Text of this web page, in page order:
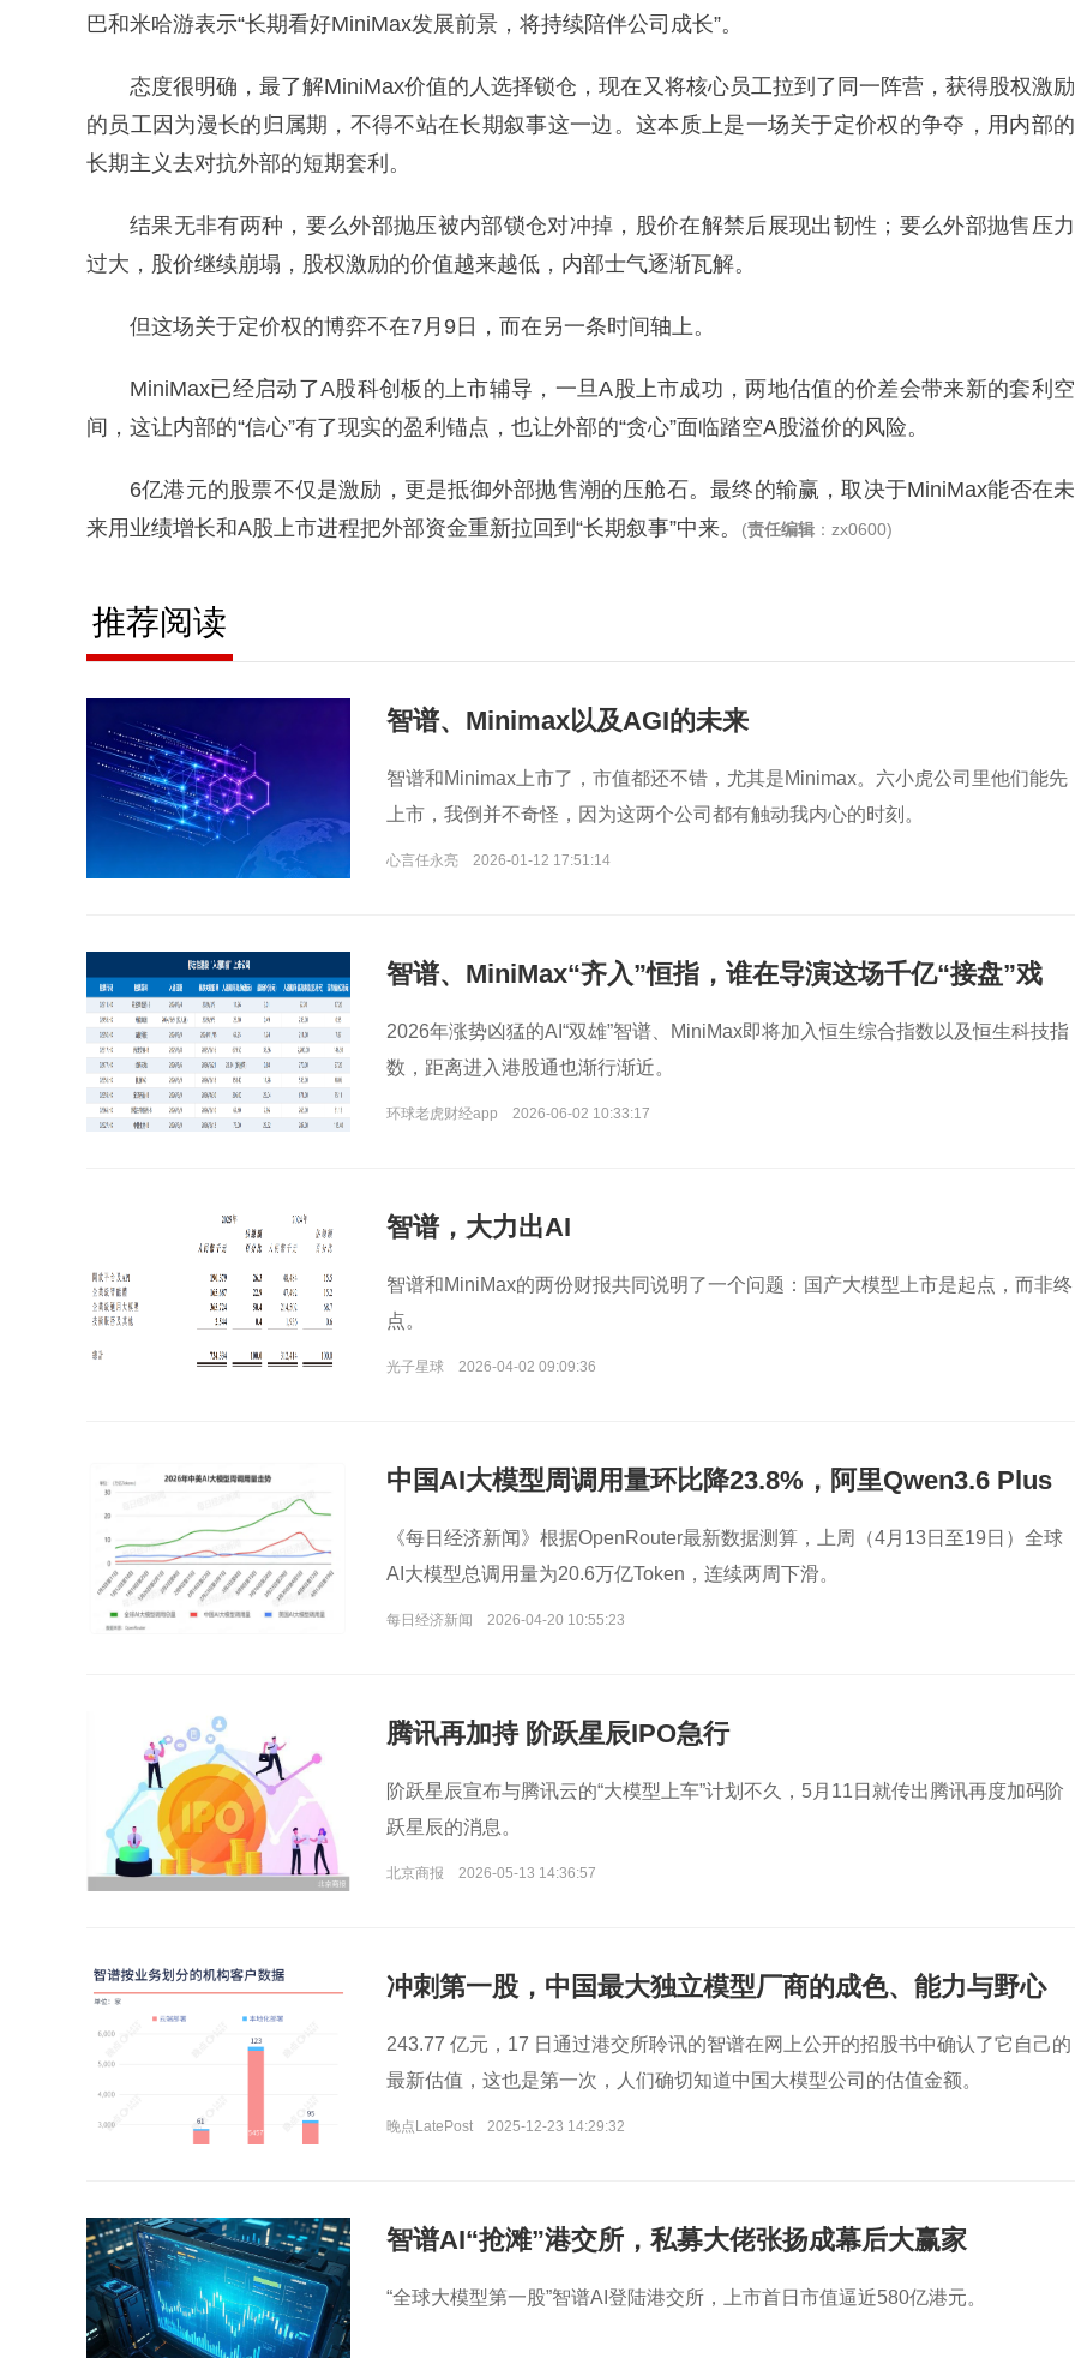
巴和米哈游表示“长期看好MiniMax发展前景，将持续陪伴公司成长”。
态度很明确，最了解MiniMax价值的人选择锁仓，现在又将核心员工拉到了同一阵营，获得股权激励
的员工因为漫长的归属期，不得不站在长期叙事这一边。这本质上是一场关于定价权的争夺，用内部的
长期主义去对抗外部的短期套利。
结果无非有两种，要么外部抛压被内部锁仓对冲掉，股价在解禁后展现出韧性；要么外部抛售压力
过大，股价继续崩塌，股权激励的价值越来越低，内部士气逐渐瓦解。
但这场关于定价权的博弈不在7月9日，而在另一条时间轴上。
MiniMax已经启动了A股科创板的上市辅导，一旦A股上市成功，两地估值的价差会带来新的套利空
间，这让内部的“信心”有了现实的盈利锚点，也让外部的“贪心”面临踏空A股溢价的风险。
6亿港元的股票不仅是激励，更是抵御外部抛售潮的压舱石。最终的输赢，取决于MiniMax能否在未
来用业绩增长和A股上市进程把外部资金重新拉回到“长期叙事”中来。
(责任编辑 ：zx0600)
推荐阅读
智谱、Minimax以及AGI的未来
智谱和Minimax上市了，市值都还不错，尤其是Minimax。六小虎公司里他们能先
上市，我倒并不奇怪，因为这两个公司都有触动我内心的时刻。
心言任永亮 2026-01-12 17:51:14
智谱、MiniMax“齐入”恒指，谁在导演这场千亿“接盘”戏
码？
2026年涨势凶猛的AI“双雄”智谱、MiniMax即将加入恒生综合指数以及恒生科技指
数，距离进入港股通也渐行渐近。
环球老虎财经app 2026-06-02 10:33:17
智谱，大力出AI
智谱和MiniMax的两份财报共同说明了一个问题：国产大模型上市是起点，而非终
点。
光子星球 2026-04-02 09:09:36
中国AI大模型周调用量环比降23.8%，阿里Qwen3.6 Plus
由榜首跌出前十
《每日经济新闻》根据OpenRouter最新数据测算，上周（4月13日至19日）全球
AI大模型总调用量为20.6万亿Token，连续两周下滑。
每日经济新闻 2026-04-20 10:55:23
腾讯再加持 阶跃星辰IPO急行
阶跃星辰宣布与腾讯云的“大模型上车”计划不久，5月11日就传出腾讯再度加码阶
跃星辰的消息。
北京商报 2026-05-13 14:36:57
冲刺第一股，中国最大独立模型厂商的成色、能力与野心
243.77 亿元，17 日通过港交所聆讯的智谱在网上公开的招股书中确认了它自己的
最新估值，这也是第一次，人们确切知道中国大模型公司的估值金额。
晚点LatePost 2025-12-23 14:29:32
智谱AI“抢滩”港交所，私募大佬张扬成幕后大赢家
“全球大模型第一股”智谱AI登陆港交所，上市首日市值逼近580亿港元。